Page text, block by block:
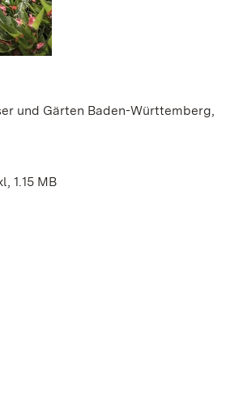
und Gärten Baden-Württemberg,
1.15 MB